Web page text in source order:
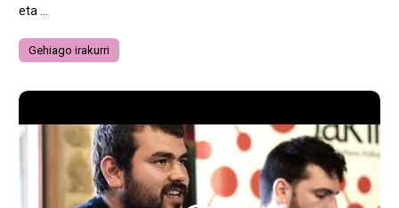
eta ...
Gehiago irakurri